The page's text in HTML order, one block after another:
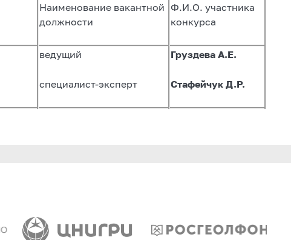
Наименование вакантной
должности
Ф.И.О. участника
конкурса
ведущий
специалист-эксперт
Груздева А.Е.
Стафейчук Д.Р.